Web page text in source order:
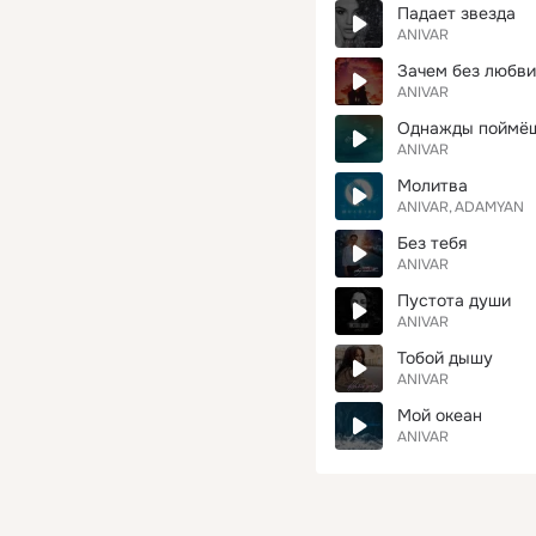
Падает звезда
ANIVAR
Зачем без любви
ANIVAR
Однажды
ANIVAR
Молитва
ANIVAR ADAMYAN
Без тебя
ANIVAR
Пустота души
ANIVAR
Тобой дышу
ANIVAR
Мой океан
ANIVAR